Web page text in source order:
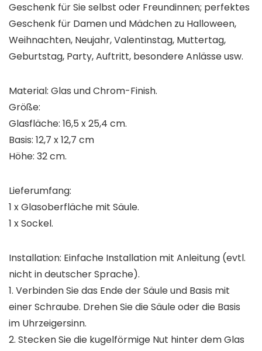
Geschenk für Sie selbst oder Freundinnen; perfektes
Geschenk für Damen und Mädchen zu Halloween,
Weihnachten, Neujahr, Valentinstag, Muttertag,
Geburtstag, Party, Auftritt, besondere Anlässe usw.
Material: Glas und Chrom-Finish.
Größe:
Glasfläche: 16,5 x 25,4 cm.
Basis: 12,7 x 12,7 cm
Höhe: 32 cm.
Lieferumfang:
1 x Glasoberfläche mit Säule.
1 x Sockel.
Installation: Einfache Installation mit Anleitung (evtl.
nicht in deutscher Sprache).
1. Verbinden Sie das Ende der Säule und Basis mit
einer Schraube. Drehen Sie die Säule oder die Basis
im Uhrzeigersinn.
2. Stecken Sie die kugelförmige Nut hinter dem Glas